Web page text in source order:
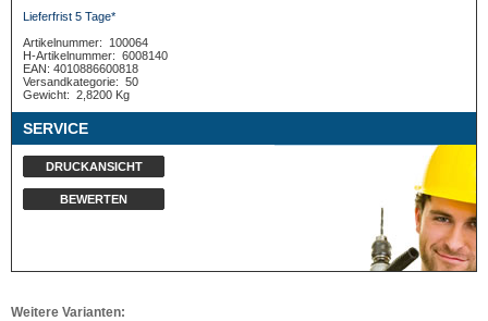
Lieferfrist 5 Tage*
Artikelnummer:
100064
H-Artikelnummer: 6008140
EAN: 4010886600818
Versandkategorie: 50
Gewicht: 2,8200 Kg
SERVICE
DRUCKANSICHT
BEWERTEN
Weitere Varianten: